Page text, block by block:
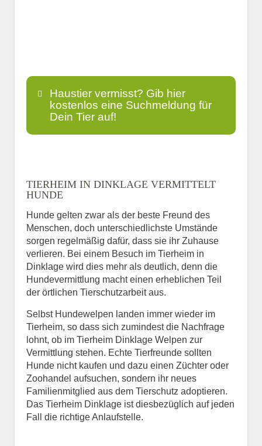
Haustier vermisst? Gib hier
kostenlos eine Suchmeldung für
Dein Tier auf!
E-Mail*
Informationen über das
Tier.
Art des Tiers*
TIERHEIM IN DINKLAGE VERMITTELT
HUNDE
Hunde gelten zwar als der beste Freund des
Menschen, doch unterschiedlichste Umstände
sorgen regelmäßig dafür, dass sie ihr Zuhause
verlieren. Bei einem Besuch im Tierheim in
Dinklage wird dies mehr als deutlich, denn die
Hundevermittlung macht einen erheblichen Teil
der örtlichen Tierschutzarbeit aus.
Selbst Hundewelpen landen immer wieder im
Tierheim, so dass sich zumindest die Nachfrage
lohnt, ob im Tierheim Dinklage Welpen zur
Vermittlung stehen. Echte Tierfreunde sollten
Hunde nicht kaufen und dazu einen Züchter oder
Zoohandel aufsuchen, sondern ihr neues
Familienmitglied aus dem Tierschutz adoptieren.
Das Tierheim Dinklage ist diesbezüglich auf jeden
Fall die richtige Anlaufstelle.